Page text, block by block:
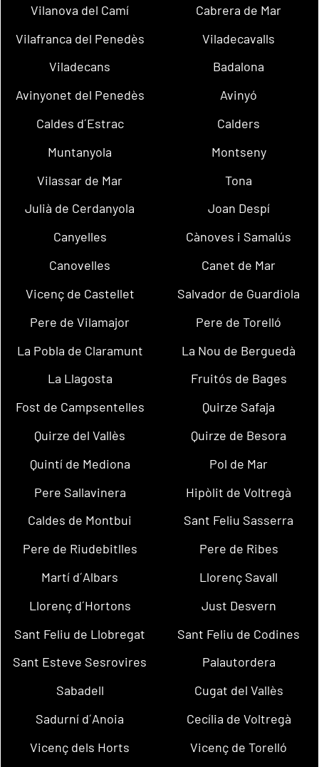
Vilanova del Camí
Cabrera de Mar
Vilafranca del Penedès
Viladecavalls
Viladecans
Badalona
Avinyonet del Penedès
Avinyó
Caldes d´Estrac
Calders
Muntanyola
Montseny
Vilassar de Mar
Tona
Julià de Cerdanyola
Joan Despí
Canyelles
Cànoves i Samalús
Canovelles
Canet de Mar
Vicenç de Castellet
Salvador de Guardiola
Pere de Vilamajor
Pere de Torelló
La Pobla de Claramunt
La Nou de Berguedà
La Llagosta
Fruitós de Bages
Fost de Campsentelles
Quirze Safaja
Quirze del Vallès
Quirze de Besora
Quintí de Mediona
Pol de Mar
Pere Sallavinera
Hipòlit de Voltregà
Caldes de Montbui
Sant Feliu Sasserra
Pere de Riudebitlles
Pere de Ribes
Martí d´Albars
Llorenç Savall
Llorenç d´Hortons
Just Desvern
Sant Feliu de Llobregat
Sant Feliu de Codines
Sant Esteve Sesrovires
Palautordera
Sabadell
Cugat del Vallès
Sadurní d´Anoia
Cecília de Voltregà
Vicenç dels Horts
Vicenç de Torelló